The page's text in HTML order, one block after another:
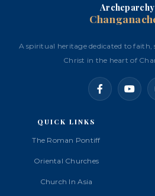
A spiritual heritage dedicated to faith,
Christ in the heart of
QUICK LINKS
The Roman Pontiff
Oriental Churches
Church In Asia